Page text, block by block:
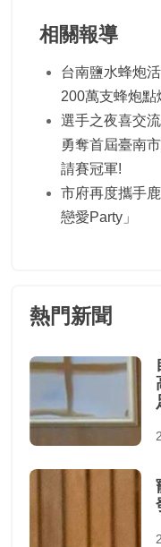
相關報導
台南鹽水蜂炮
200萬支蜂炮點
選手之夜喜交
勇奪首屆臺南
請賽冠軍!
市府再度攜手
戀愛Party」
熱門新聞